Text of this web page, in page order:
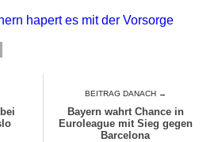
hapert es mit der Vorsorge
BEITRAG DANACH →
Bayern wahrt Chance in
Euroleague mit Sieg gegen
Barcelona